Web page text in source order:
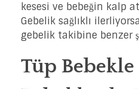
kesesi ve bebeğin kalp
Gebelik sağlıklı
gebelik takibine benzer
Tüp